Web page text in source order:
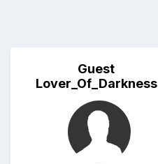
Guest
Lover_Of_Darkness